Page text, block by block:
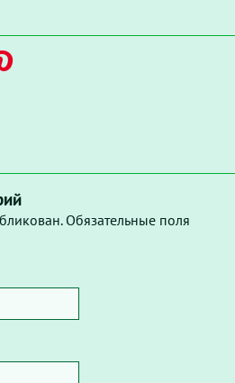
Обязательные поля